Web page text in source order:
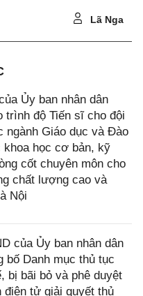
Lã Nga
Ủy ban nhân dân
trình độ Tiến sĩ cho đội
ngành Giáo dục và Đào
học cơ bản, kỹ
cốt chuyên môn cho
chất lượng cao và
Nội
của Ủy ban nhân dân
bố Danh mục thủ tục
bị bãi bỏ và phê duyệt
tử giải quyết thủ